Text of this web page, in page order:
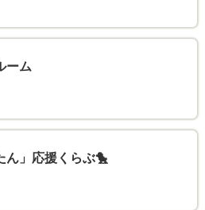
ーム
ん」応援くらぶ🐤